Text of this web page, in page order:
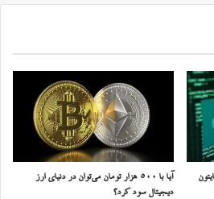
آیا با ۵۰۰ هزار تومان می‌توان در دنیای ارز
دیجیتال سود کرد؟